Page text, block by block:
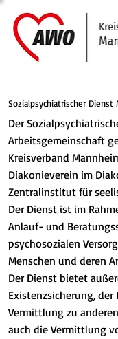
Sozialpsychiatrischer Dienst
Der
Arbeitsgemeinschaft
Kreisverband
Diakonieverein im
Zentralinstitut für
Der Dienst ist im
Anlauf- und
psychosozialen
Menschen und deren
Der Dienst bietet
Existenzsicherung,
Vermittlung zu
auch die Vermittlung